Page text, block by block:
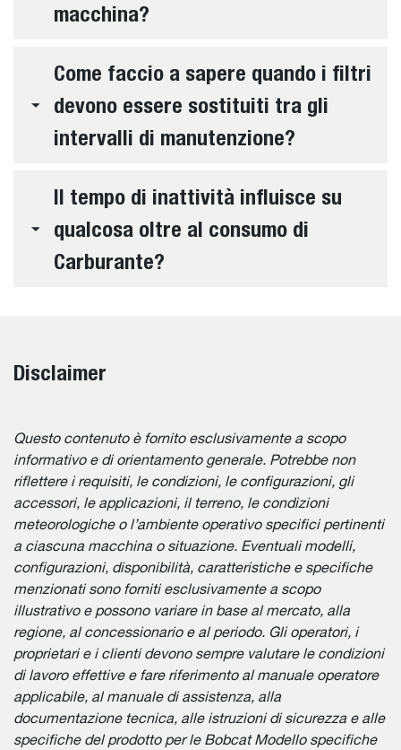
macchina?
Come faccio a sapere quando i filtri
devono essere sostituiti tra gli
intervalli di manutenzione?
Il tempo di inattività influisce su
qualcosa oltre al consumo di
Carburante?
Disclaimer
Questo contenuto è fornito esclusivamente a scopo
informativo e di orientamento generale. Potrebbe non
riflettere i requisiti, le condizioni, le configurazioni, gli
accessori, le applicazioni, il terreno, le condizioni
meteorologiche o l’ambiente operativo specifici pertinenti
a ciascuna macchina o situazione. Eventuali modelli,
configurazioni, disponibilità, caratteristiche e specifiche
menzionati sono forniti esclusivamente a scopo
illustrativo e possono variare in base al mercato, alla
regione, al concessionario e al periodo. Gli operatori, i
proprietari e i clienti devono sempre valutare le condizioni
di lavoro effettive e fare riferimento al manuale operatore
applicabile, al manuale di assistenza, alla
documentazione tecnica, alle istruzioni di sicurezza e alle
specifiche del prodotto per le Bobcat Modello specifiche